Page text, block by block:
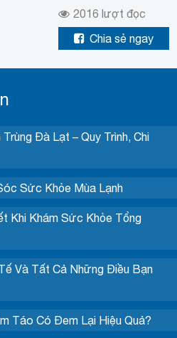
2016 lượt đọc
Chia sẻ ngay
Đà Lạt – Quy Trình, Chi
Sức Khỏe Mùa Lạnh
Khi Khám Sức Khỏe Tổng
Và Tất Cả Những Điều Bạn
Táo Có Đem Lại Hiệu Quả?